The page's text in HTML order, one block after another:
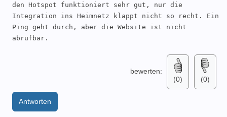
den Hotspot funktioniert sehr gut, nur die
Integration ins Heimnetz klappt nicht so recht. Ein
Ping geht durch, aber die Website ist nicht
bewerten:
(0)
(0)
Antworten